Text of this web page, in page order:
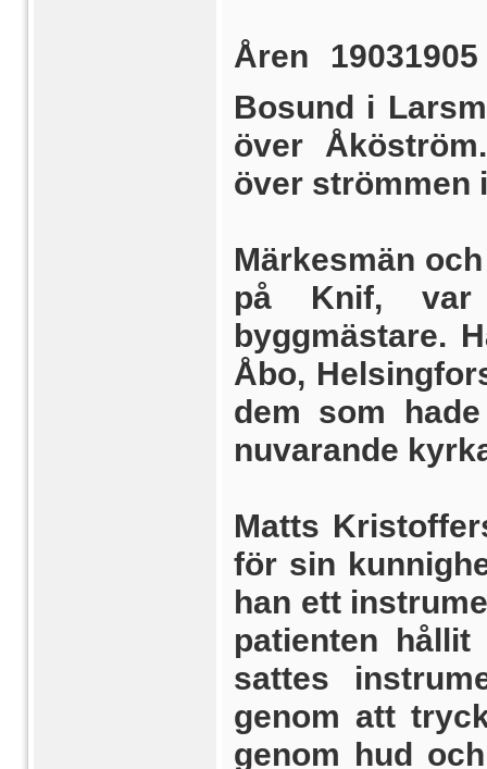
Åren
Bosund i
över
över strömmen
Märkesmän
på Knif, var
byggmästare.
Åbo,
dem som
nuvarande
Matts
för sin
han ett
patienten
sattes
genom att
genom hud